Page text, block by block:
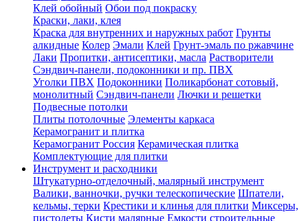
Клей обойный Обои под покраску
Краски, лаки, клея
Краска для внутренних и наружных работ Грунты
алкидные Колер Эмали Клей Грунт-эмаль по ржавчине
Лаки Пропитки, антисептики, масла Растворители
Сэндвич-панели, подоконники и пр. ПВХ
Уголки ПВХ Подоконники Поликарбонат сотовый,
монолитный Сэндвич-панели Лючки и решетки
Подвесные потолки
Плиты потолочные Элементы каркаса
Керамогранит и плитка
Керамогранит Россия Керамическая плитка
Комплектующие для плитки
Инструмент и расходники
Штукатурно-отделочный, малярный инструмент
Валики, ванночки, ручки телескопические Шпатели,
кельмы, терки Крестики и клинья для плитки Миксеры,
пистолеты Кисти малярные Емкости строительные